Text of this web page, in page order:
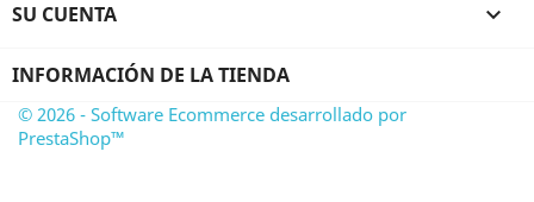
SU CUENTA 
INFORMACIÓN DE LA TIENDA
© 2026 - Software Ecommerce desarrollado por
PrestaShop™